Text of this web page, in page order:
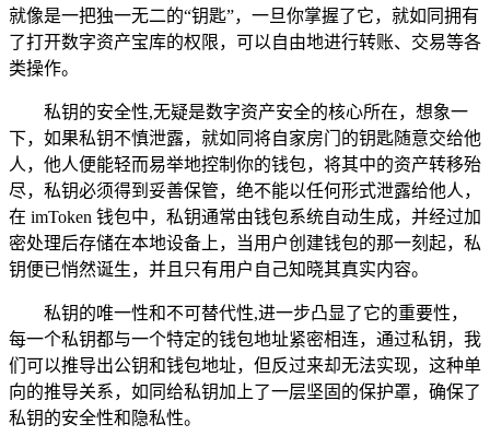
就像是一把独一无二的“钥匙”，一旦你掌握了它，就如同拥有
了打开数字资产宝库的权限，可以自由地进行转账、交易等各
类操作。
私钥的安全性,无疑是数字资产安全的核心所在，想象一
下，如果私钥不慎泄露，就如同将自家房门的钥匙随意交给他
人，他人便能轻而易举地控制你的钱包，将其中的资产转移殆
尽，私钥必须得到妥善保管，绝不能以任何形式泄露给他人，
在 imToken 钱包中，私钥通常由钱包系统自动生成，并经过加
密处理后存储在本地设备上，当用户创建钱包的那一刻起，私
钥便已悄然诞生，并且只有用户自己知晓其真实内容。
私钥的唯一性和不可替代性,进一步凸显了它的重要性，
每一个私钥都与一个特定的钱包地址紧密相连，通过私钥，我
们可以推导出公钥和钱包地址，但反过来却无法实现，这种单
向的推导关系，如同给私钥加上了一层坚固的保护罩，确保了
私钥的安全性和隐私性。